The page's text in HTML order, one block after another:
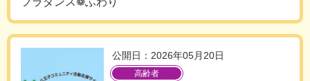
公開日：2026年05月20日
高齢者